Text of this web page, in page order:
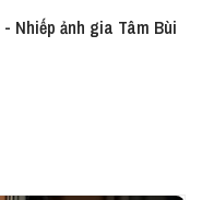
Nhiếp ảnh gia Tâm Bùi